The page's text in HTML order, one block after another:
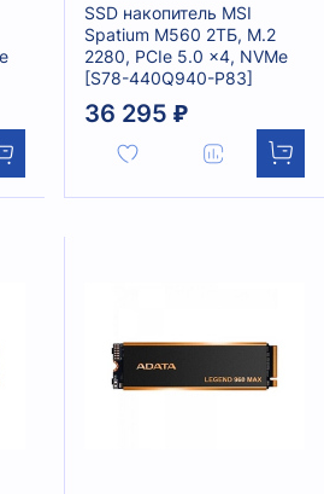
SSD накопитель MSI
Spatium M560 2ТБ, M.2
2280, PCIe 5.0 x4, NVMe
[S78-440Q940-P83]
36 295 ₽